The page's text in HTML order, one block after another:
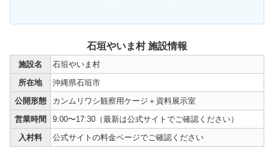
石垣やいま村 施設情報
施設名
石垣やいま村
所在地
沖縄県石垣市
公開形態
カンムリワシ観察用ケージ＋資料展示室
営業時間
9:00〜17:30（最新は公式サイトでご確認ください）
入村料
公式サイトの料金ページでご確認ください